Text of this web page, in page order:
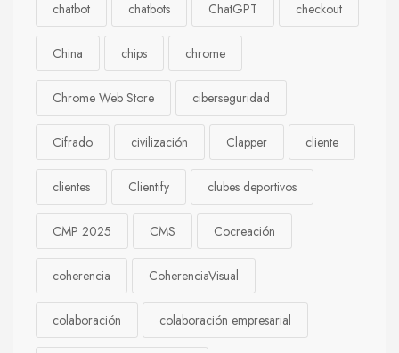
chatbot chatbots ChatGPT checkout
China chips chrome
Chrome Web Store ciberseguridad
Cifrado civilización Clapper cliente
clientes Clientify clubes deportivos
CMP 2025 CMS Cocreación
coherencia CoherenciaVisual
colaboración colaboración empresarial